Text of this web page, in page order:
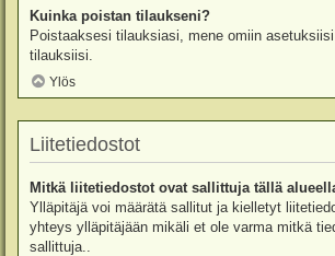
Kuinka poistan tilaukseni?
Poistaaksesi tilauksiasi, mene omiin
tilauksiisi.
Ylös
Liitetiedostot
Mitkä liitetiedostot ovat sallittuja tällä
Ylläpitäjä voi määrätä sallitut ja kielletyt
yhteys ylläpitäjään mikäli et ole varma mitkä
sallittuja..